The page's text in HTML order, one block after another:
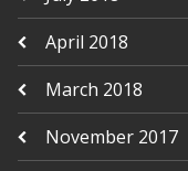
April 2018
March 2018
November 2017